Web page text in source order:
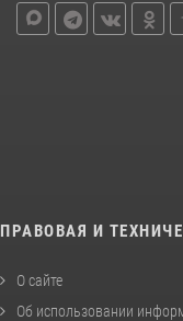
ПРАВОВАЯ И
О сайте
Об использовании